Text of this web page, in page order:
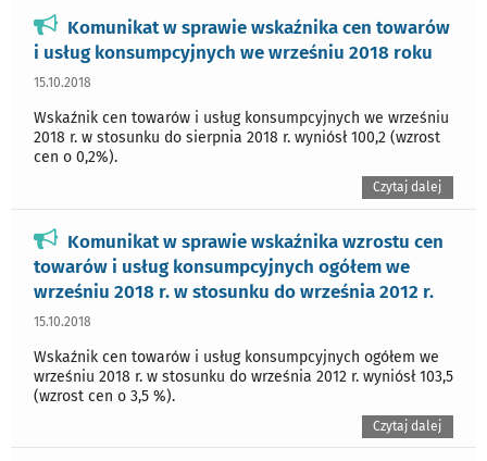
Komunikat w sprawie wskaźnika cen towarów
i usług konsumpcyjnych we wrześniu 2018 roku
15.10.2018
Wskaźnik cen towarów i usług konsumpcyjnych we wrześniu
2018 r. w stosunku do sierpnia 2018 r. wyniósł 100,2 (wzrost
cen o 0,2%).
Czytaj dalej
Komunikat w sprawie wskaźnika wzrostu cen
towarów i usług konsumpcyjnych ogółem we
wrześniu 2018 r. w stosunku do września 2012 r.
15.10.2018
Wskaźnik cen towarów i usług konsumpcyjnych ogółem we
wrześniu 2018 r. w stosunku do września 2012 r. wyniósł 103,5
(wzrost cen o 3,5 %).
Czytaj dalej